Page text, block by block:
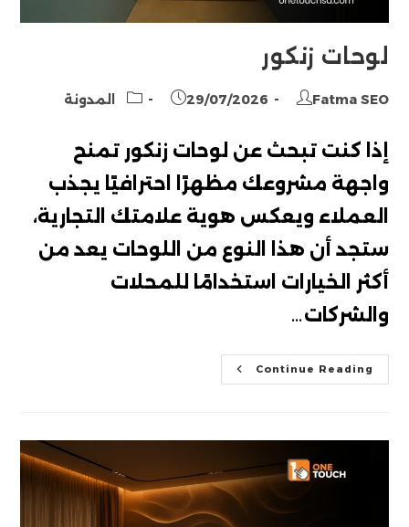
لوحات زنكور
Post
Fatma SEO
Post
29/07/2026
Post المدونة
إذا كنت تبحث عن لوحات زنكور تمنح
واجهة مشروعك مظهرًا احترافيًا يجذب
العملاء ويعكس هوية علامتك التجارية،
ستجد أن هذا النوع من اللوحات يعد من
أكثر الخيارات استخدامًا للمحلات
والشركات…
Continue Reading لوحات
زنكور